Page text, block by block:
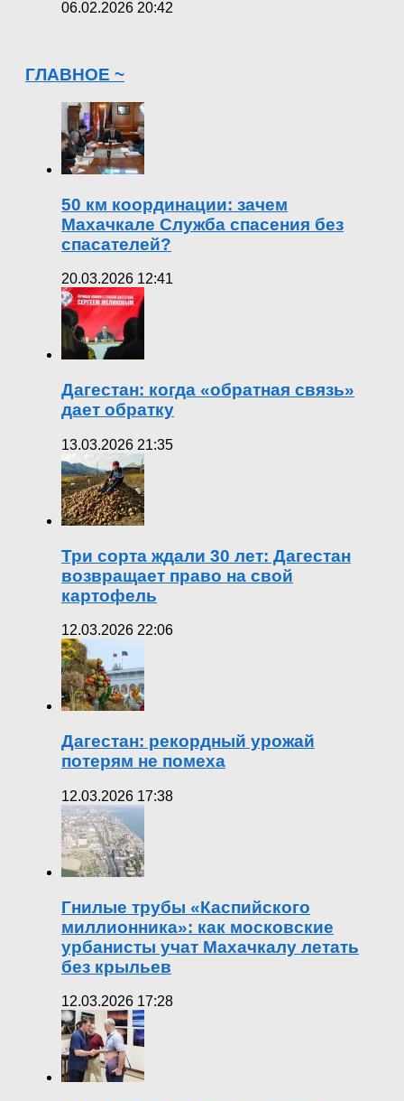
06.02.2026 20:42
ГЛАВНОЕ ~
50 км координации: зачем
Махачкале Служба спасения без
спасателей?
20.03.2026 12:41
Дагестан: когда «обратная связь»
дает обратку
13.03.2026 21:35
Три сорта ждали 30 лет: Дагестан
возвращает право на свой
картофель
12.03.2026 22:06
Дагестан: рекордный урожай
потерям не помеха
12.03.2026 17:38
Гнилые трубы «Каспийского
миллионника»: как московские
урбанисты учат Махачкалу летать
без крыльев
12.03.2026 17:28